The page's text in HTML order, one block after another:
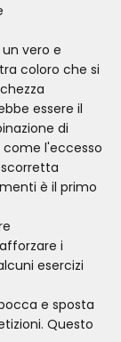
vero e
coloro che si
essere il
di
come l'eccesso
è il primo
i
esercizi
e sposta
Questo